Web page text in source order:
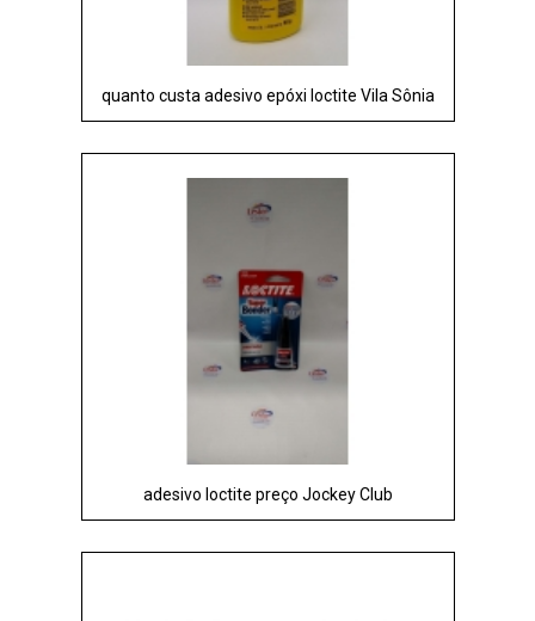
quanto custa adesivo epóxi loctite Vila Sônia
adesivo loctite preço Jockey Club